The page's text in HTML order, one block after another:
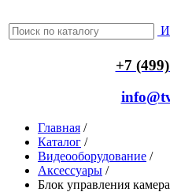
+7
Главная /
Каталог /
Видеооборудование /
Аксессуары /
Блок управления